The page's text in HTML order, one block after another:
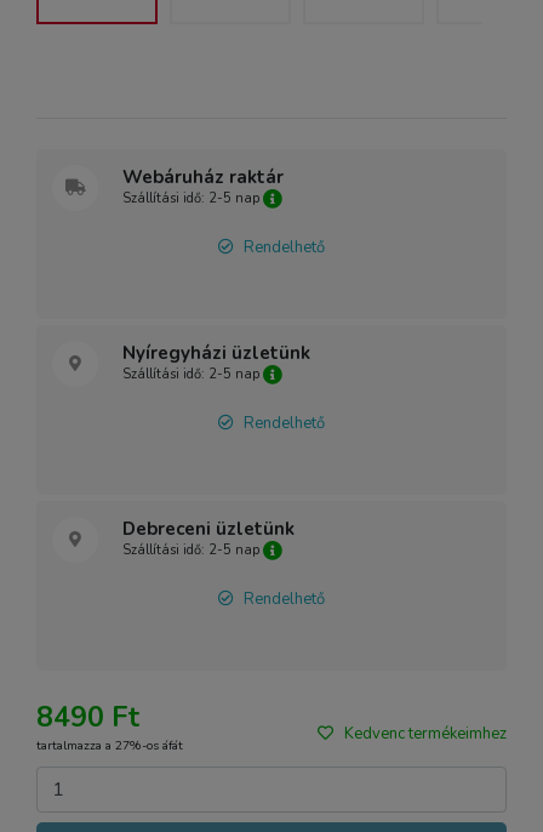
Webáruház raktár
Szállítási idő: 2-5 nap
Rendelhető
Nyíregyházi üzletünk
Szállítási idő: 2-5 nap
Rendelhető
Debreceni üzletünk
Szállítási idő: 2-5 nap
Rendelhető
8490 Ft
tartalmazza a 27%-os áfát
Kedvenc termékeimhez